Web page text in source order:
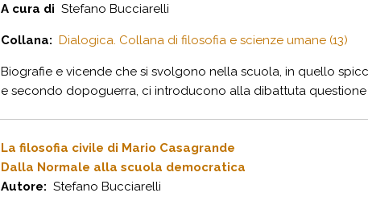
A cura di Stefano Bucciarelli
Collana: Dialogica. Collana di filosofia e scienze umane (13)
Biografie e vicende che si svolgono nella scuola, in quello
e secondo dopoguerra, ci introducono alla dibattuta
La filosofia civile di Mario Casagrande
Dalla Normale alla scuola democratica
Autore: Stefano Bucciarelli